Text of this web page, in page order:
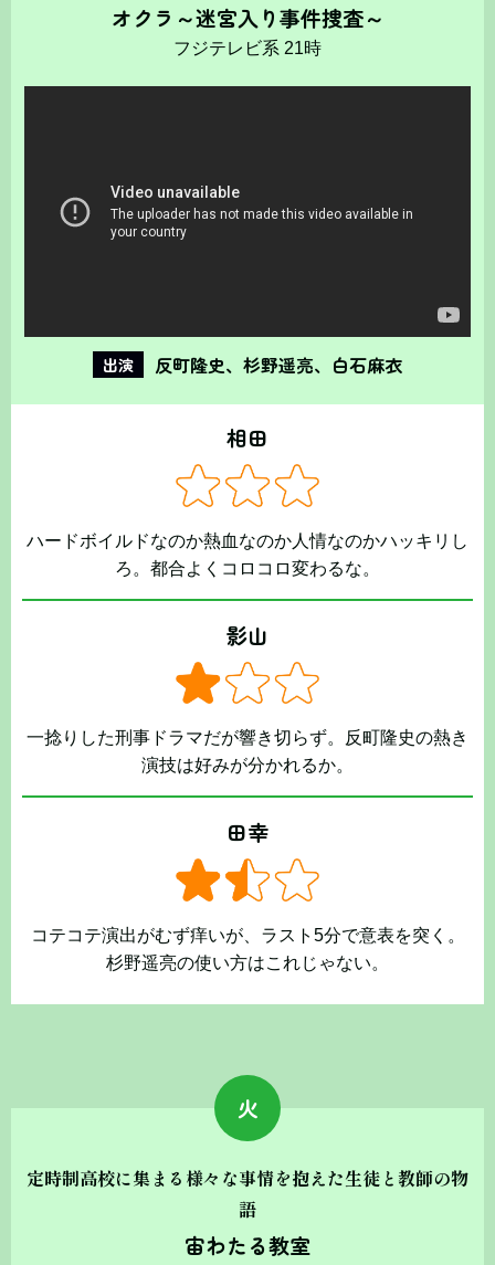
オクラ～迷宮入り事件捜査～
フジテレビ系 21時
出演 反町隆史、杉野遥亮、白石麻衣
相田
ハードボイルドなのか熱血なのか人情なのかハッキリし
ろ。都合よくコロコロ変わるな。
影山
一捻りした刑事ドラマだが響き切らず。反町隆史の熱き
演技は好みが分かれるか。
田幸
コテコテ演出がむず痒いが、ラスト5分で意表を突く。
杉野遥亮の使い方はこれじゃない。
火
定時制高校に集まる様々な事情を抱えた生徒と教師の物
語
宙わたる教室